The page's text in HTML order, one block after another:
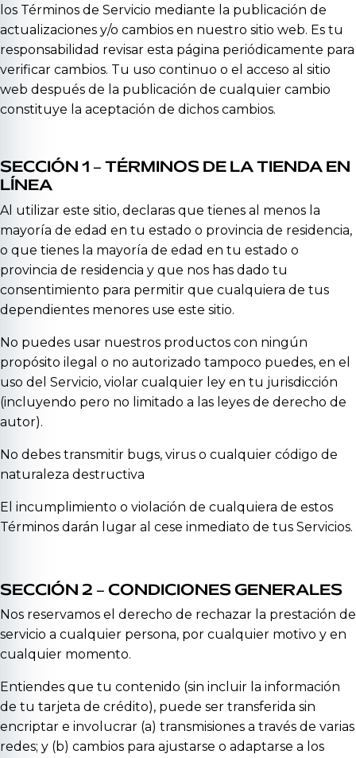
los Términos de Servicio mediante la publicación de
actualizaciones y/o cambios en nuestro sitio web. Es tu
responsabilidad revisar esta página periódicamente para
verificar cambios. Tu uso continuo o el acceso al sitio
web después de la publicación de cualquier cambio
constituye la aceptación de dichos cambios.
SECCIÓN 1 – TÉRMINOS DE LA TIENDA EN
LÍNEA
Al utilizar este sitio, declaras que tienes al menos la
mayoría de edad en tu estado o provincia de residencia,
o que tienes la mayoría de edad en tu estado o
provincia de residencia y que nos has dado tu
consentimiento para permitir que cualquiera de tus
dependientes menores use este sitio.
No puedes usar nuestros productos con ningún
propósito ilegal o no autorizado tampoco puedes, en el
uso del Servicio, violar cualquier ley en tu jurisdicción
(incluyendo pero no limitado a las leyes de derecho de
autor).
No debes transmitir bugs, virus o cualquier código de
naturaleza destructiva
El incumplimiento o violación de cualquiera de estos
Términos darán lugar al cese inmediato de tus Servicios.
SECCIÓN 2 – CONDICIONES GENERALES
Nos reservamos el derecho de rechazar la prestación de
servicio a cualquier persona, por cualquier motivo y en
cualquier momento.
Entiendes que tu contenido (sin incluir la información
de tu tarjeta de crédito), puede ser transferida sin
encriptar e involucrar (a) transmisiones a través de varias
redes; y (b) cambios para ajustarse o adaptarse a los